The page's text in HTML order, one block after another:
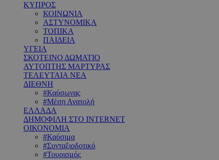
ΚΥΠΡΟΣ
ΚΟΙΝΩΝΙΑ
ΑΣΤΥΝΟΜΙΚΑ
ΤΟΠΙΚΑ
ΠΑΙΔΕΙΑ
ΥΓΕΙΑ
ΣΚΟΤΕΙΝΟ ΔΩΜΑΤΙΟ
ΑΥΤΟΠΤΗΣ ΜΑΡΤΥΡΑΣ
ΤΕΛΕΥΤΑΙΑ ΝΕΑ
ΔΙΕΘΝΗ
#Καύσωνας
#Μέση Ανατολή
ΕΛΛΑΔΑ
ΔΗΜΟΦΙΛΗ ΣΤΟ INTERNET
ΟΙΚΟΝΟΜΙΑ
#Καύσιμα
#Συνταξιοδοτικό
#Τουρισμός